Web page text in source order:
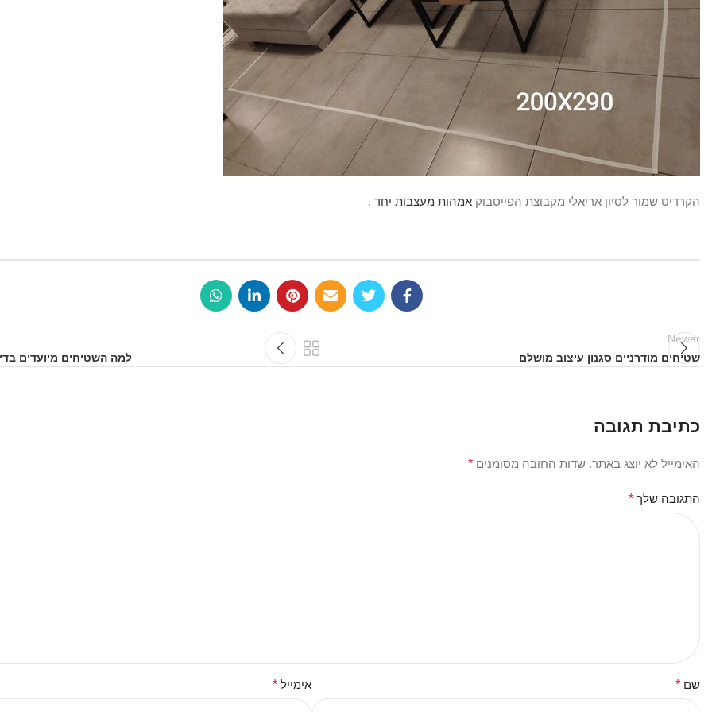
הקרדיט שמור לסיון אריאלי מקבוצת הפייסבוק אמהות מעצבות יחד .
Newer
שטיחים מודרניים סגנון עיצוב מושלם
למה השטיחים מיועדים
כתיבת תגובה
האימייל לא יוצג באתר. שדות החובה מסומנים *
התגובה שלך *
שם * אימייל *